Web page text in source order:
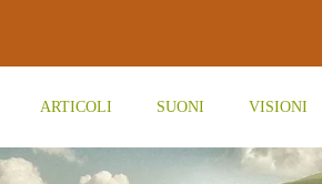
ARTICOLI SUONI VISIONI